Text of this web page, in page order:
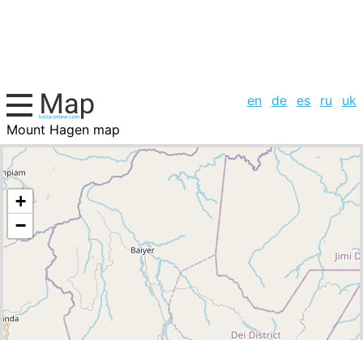
en de es ru
uk
Mount Hagen map
Papua New Guinea, cities list
+
−